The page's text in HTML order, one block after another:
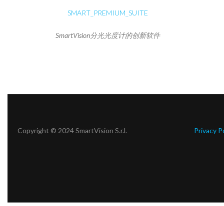
SMART_PREMIUM_SUITE
SmartVision分光光度计的创新软件
Copyright © 2024 SmartVision S.r.l. Privacy